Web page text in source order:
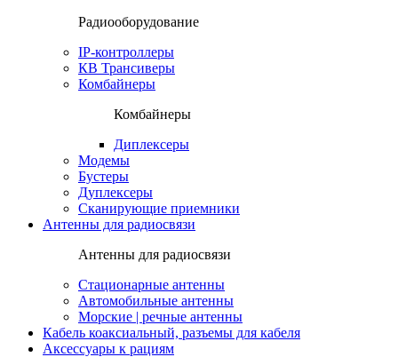
Радиооборудование
IP-контроллеры
КВ Трансиверы
Комбайнеры
Комбайнеры
Диплексеры
Модемы
Бустеры
Дуплексеры
Сканирующие приемники
Антенны для радиосвязи
Антенны для радиосвязи
Стационарные антенны
Автомобильные антенны
Морские | речные антенны
Кабель коаксиальный, разъемы для кабеля
Аксессуары к рациям